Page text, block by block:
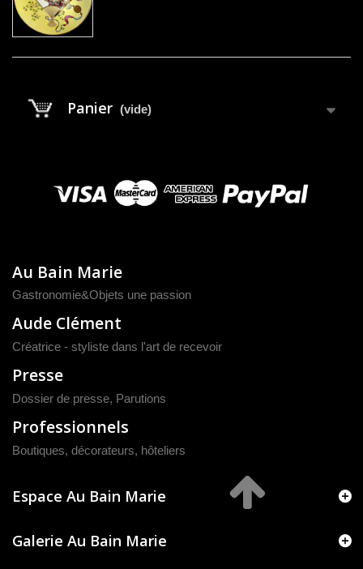
Panier (vide)
Au Bain Marie
Gastronomie&Objets une passion
Aude Clément
Créatrice - styliste dans l'art de recevoir
Presse
Dossier de presse, Parutions
Professionnels
Boutiques, décorateurs, hôteliers
Espace Au Bain Marie
Galerie Au Bain Marie